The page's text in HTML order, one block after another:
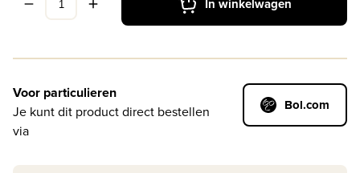
In winkelwagen
Voor particulieren
Je kunt dit product direct bestellen
via
Bol.com